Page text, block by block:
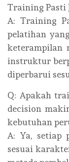
Training Pasti
A: Training
pelatihan
keterampilan
instruktur
diperbarui
Q: Apakah
decision
kebutuhan
A: Ya, setiap
sesuai